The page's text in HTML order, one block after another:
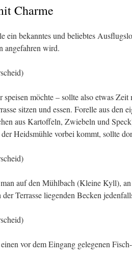
Charme
ein bekanntes und beliebtes
angefahren wird.
möchte – sollte also etwas
sitzen und essen. Forelle aus den
aus Kartoffeln, Zwiebeln und
Heidsmühle vorbei kommt, sollte
auf den Mühlbach (Kleine Kyll),
Terrasse liegenden Becken
vor dem Eingang gelegenen